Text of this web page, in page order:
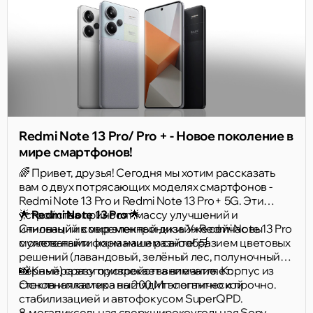
Redmi Note 13 Pro/ Pro + - Новое поколение в
мире смартфонов!
🌈 Привет, друзья! Сегодня мы хотим рассказать
вам о двух потрясающих моделях смартфонов -
Redmi Note 13 Pro и Redmi Note 13 Pro+ 5G. Эти
устройства приносят массу улучшений и
инноваций в мир электроники. Уже сейчас вы
можете найти их на нашем сайте! 🛒
🌟Redmi Note 13 Pro🌟
Стильный и современный дизайн Redmi Note 13 Pro
с угловатыми формами и разнообразием цветовых
решений (лавандовый, зелёный лес, полуночный
чёрный) сразу привлекает внимание. Корпус из
стекла и пластика выглядит элегантно и прочно.
📸 Камера этого устройства впечатляет:
Основная камера на 200 Мп с оптической
стабилизацией и автофокусом SuperQPD.